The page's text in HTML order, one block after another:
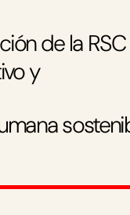
de la RSC
y